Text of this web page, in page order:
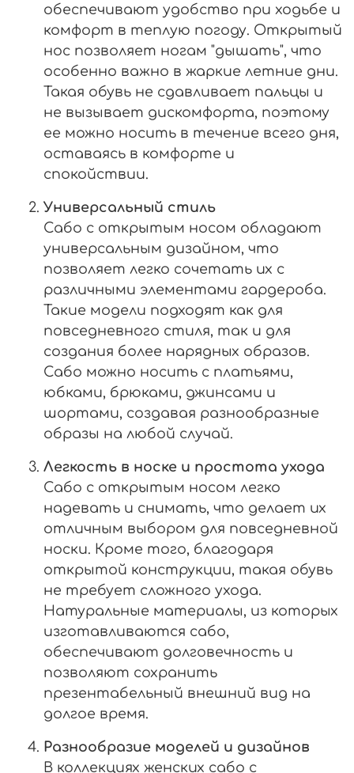
обеспечивают удобство при ходьбе и
комфорт в теплую погоду. Открытый
нос позволяет ногам "дышать", что
особенно важно в жаркие летние дни.
Такая обувь не сдавливает пальцы и
не вызывает дискомфорта, поэтому
ее можно носить в течение всего дня,
оставаясь в комфорте и
спокойствии.
Универсальный стиль
Сабо с открытым носом обладают
универсальным дизайном, что
позволяет легко сочетать их с
различными элементами гардероба.
Такие модели подходят как для
повседневного стиля, так и для
создания более нарядных образов.
Сабо можно носить с платьями,
юбками, брюками, джинсами и
шортами, создавая разнообразные
образы на любой случай.
Легкость в носке и простота ухода
Сабо с открытым носом легко
надевать и снимать, что делает их
отличным выбором для повседневной
носки. Кроме того, благодаря
открытой конструкции, такая обувь
не требует сложного ухода.
Натуральные материалы, из которых
изготавливаются сабо,
обеспечивают долговечность и
позволяют сохранить
презентабельный внешний вид на
долгое время.
Разнообразие моделей и дизайнов
В коллекциях женских сабо с